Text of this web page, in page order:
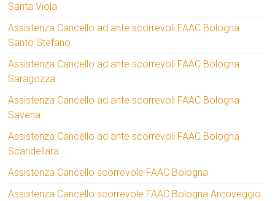
Santa Viola
Assistenza Cancello ad ante scorrevoli FAAC Bologna
Santo Stefano
Assistenza Cancello ad ante scorrevoli FAAC Bologna
Saragozza
Assistenza Cancello ad ante scorrevoli FAAC Bologna
Savena
Assistenza Cancello ad ante scorrevoli FAAC Bologna
Scandellara
Assistenza Cancello scorrevole FAAC Bologna
Assistenza Cancello scorrevole FAAC Bologna Arcoveggio